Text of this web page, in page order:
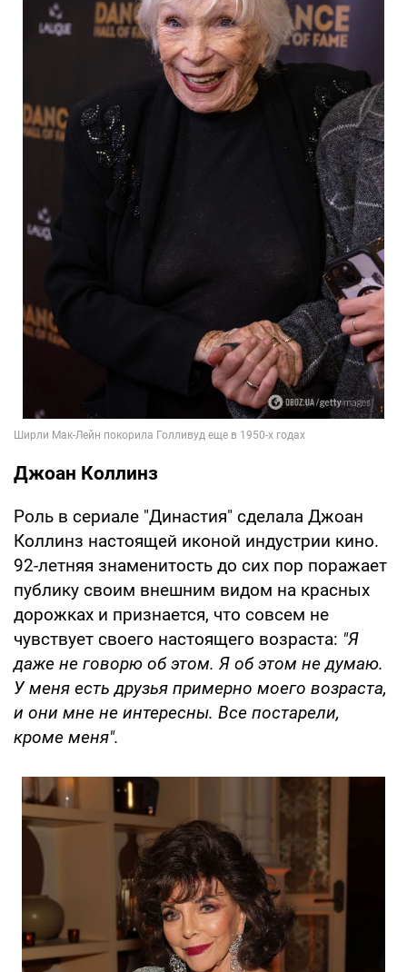
Джоан Коллинз
Роль в сериале "Династия" сделала Джоан
Коллинз настоящей иконой индустрии кино.
92-летняя знаменитость до сих пор поражает
публику своим внешним видом на красных
дорожках и признается, что совсем не
чувствует своего настоящего возраста: "Я
даже не говорю об этом. Я об этом не думаю.
У меня есть друзья примерно моего возраста,
и они мне не интересны. Все постарели,
кроме меня".